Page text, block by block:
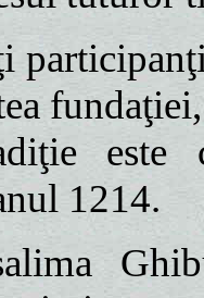
este
1214.